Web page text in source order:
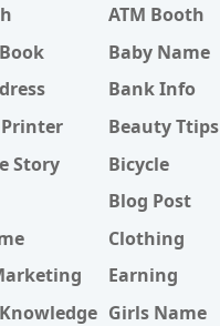
ATM Booth
Baby Name
Bank Info
Beauty Ttips
Story
Bicycle
Blog Post
Clothing
Earning
Girls Name